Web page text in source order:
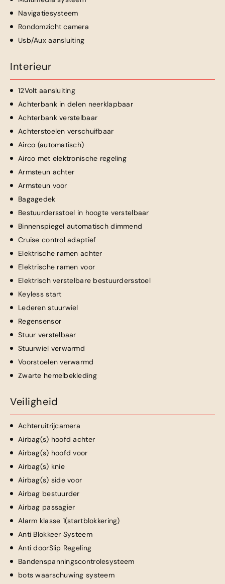
Navigatiesysteem
Rondomzicht camera
Usb/Aux aansluiting
Interieur
12Volt aansluiting
Achterbank in delen neerklapbaar
Achterbank verstelbaar
Achterstoelen verschuifbaar
Airco (automatisch)
Airco met elektronische regeling
Armsteun achter
Armsteun voor
Bagagedek
Bestuurdersstoel in hoogte verstelbaar
Binnenspiegel automatisch dimmend
Cruise control adaptief
Elektrische ramen achter
Elektrische ramen voor
Elektrisch verstelbare bestuurdersstoel
Keyless start
Lederen stuurwiel
Regensensor
Stuur verstelbaar
Stuurwiel verwarmd
Voorstoelen verwarmd
Zwarte hemelbekleding
Veiligheid
Achteruitrijcamera
Airbag(s) hoofd achter
Airbag(s) hoofd voor
Airbag(s) knie
Airbag(s) side voor
Airbag bestuurder
Airbag passagier
Alarm klasse 1(startblokkering)
Anti Blokkeer Systeem
Anti doorSlip Regeling
Bandenspanningscontrolesysteem
bots waarschuwing systeem